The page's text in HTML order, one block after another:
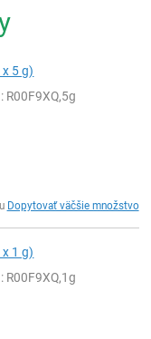
5 g)
: R00F9XQ,5g
Dopytovať väčšie množstvo
1 g)
: R00F9XQ,1g